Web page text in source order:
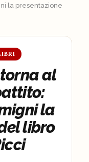
la presentazione
al
la
libro